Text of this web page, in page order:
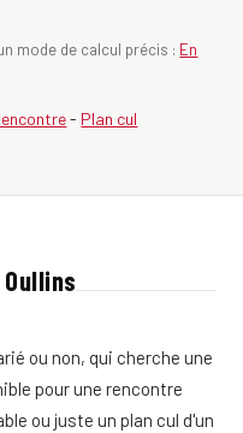
mode de calcul précis : En
- Plan cul
ou non, qui cherche une
pour une rencontre
ou juste un plan cul d'un